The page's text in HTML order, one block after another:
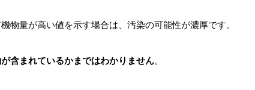
量が高い値を示す場合は、汚染の可能性が濃厚です。
含まれているかまではわかりません。